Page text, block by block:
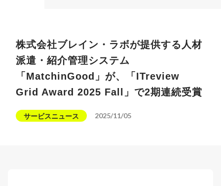
株式会社ブレイン・ラボが提供する人材
派遣・紹介管理システム
「MatchinGood」が、「ITreview
Grid Award 2025 Fall」で2期連続受賞
サービスニュース 2025/11/05